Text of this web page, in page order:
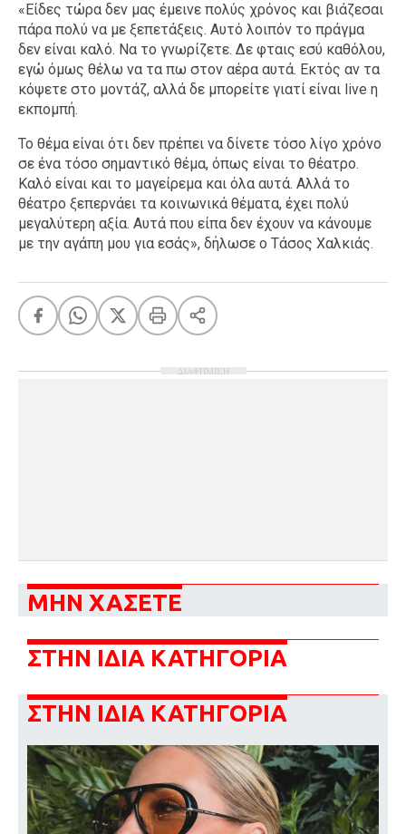
«Είδες τώρα δεν μας έμεινε πολύς χρόνος και βιάζεσαι
πάρα πολύ να με ξεπετάξεις. Αυτό λοιπόν το πράγμα
δεν είναι καλό. Να το γνωρίζετε. Δε φταις εσύ καθόλου,
εγώ όμως θέλω να τα πω στον αέρα αυτά. Εκτός αν τα
κόψετε στο μοντάζ, αλλά δε μπορείτε γιατί είναι live η
εκπομπή.
To θέμα είναι ότι δεν πρέπει να δίνετε τόσο λίγο χρόνο
σε ένα τόσο σημαντικό θέμα, όπως είναι το θέατρο.
Καλό είναι και το μαγείρεμα και όλα αυτά. Αλλά το
θέατρο ξεπερνάει τα κοινωνικά θέματα, έχει πολύ
μεγαλύτερη αξία. Αυτά που είπα δεν έχουν να κάνουμε
με την αγάπη μου για εσάς», δήλωσε ο Τάσος Χαλκιάς.
ΔΙΑΦΗΜΙΣΗ
ΜΗΝ ΧΑΣΕΤΕ
ΣΤΗΝ ΙΔΙΑ ΚΑΤΗΓΟΡΙΑ
ΣΤΗΝ ΙΔΙΑ ΚΑΤΗΓΟΡΙΑ